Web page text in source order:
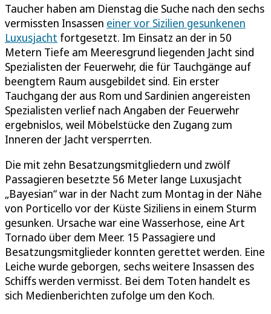
Taucher haben am Dienstag die Suche nach den sechs
vermissten Insassen einer vor Sizilien gesunkenen
Luxusjacht fortgesetzt. Im Einsatz an der in 50
Metern Tiefe am Meeresgrund liegenden Jacht sind
Spezialisten der Feuerwehr, die für Tauchgänge auf
beengtem Raum ausgebildet sind. Ein erster
Tauchgang der aus Rom und Sardinien angereisten
Spezialisten verlief nach Angaben der Feuerwehr
ergebnislos, weil Möbelstücke den Zugang zum
Inneren der Jacht versperrten.
Die mit zehn Besatzungsmitgliedern und zwölf
Passagieren besetzte 56 Meter lange Luxusjacht
„Bayesian“ war in der Nacht zum Montag in der Nähe
von Porticello vor der Küste Siziliens in einem Sturm
gesunken. Ursache war eine Wasserhose, eine Art
Tornado über dem Meer. 15 Passagiere und
Besatzungsmitglieder konnten gerettet werden. Eine
Leiche wurde geborgen, sechs weitere Insassen des
Schiffs werden vermisst. Bei dem Toten handelt es
sich Medienberichten zufolge um den Koch.